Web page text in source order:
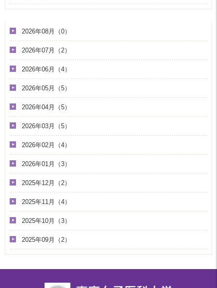
2026年08月（0）
2026年07月（2）
2026年06月（4）
2026年05月（5）
2026年04月（5）
2026年03月（5）
2026年02月（4）
2026年01月（3）
2025年12月（2）
2025年11月（4）
2025年10月（3）
2025年09月（2）